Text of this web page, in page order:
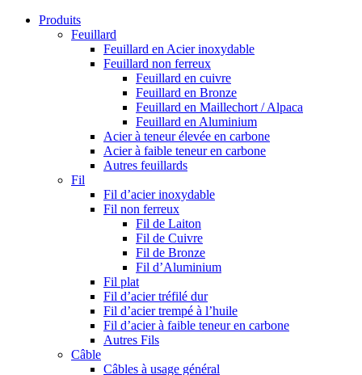
Produits
Feuillard
Feuillard en Acier inoxydable
Feuillard non ferreux
Feuillard en cuivre
Feuillard en Bronze
Feuillard en Maillechort / Alpaca
Feuillard en Aluminium
Acier à teneur élevée en carbone
Acier à faible teneur en carbone
Autres feuillards
Fil
Fil d’acier inoxydable
Fil non ferreux
Fil de Laiton
Fil de Cuivre
Fil de Bronze
Fil d’Aluminium
Fil plat
Fil d’acier tréfilé dur
Fil d’acier trempé à l’huile
Fil d’acier à faible teneur en carbone
Autres Fils
Câble
Câbles à usage général